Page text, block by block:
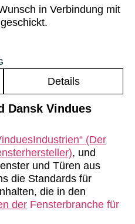
in Verbindung mit
Details
Dansk Vindues
(Der
, und
und Türen aus
die Standards für
die in den
der Fensterbranche für